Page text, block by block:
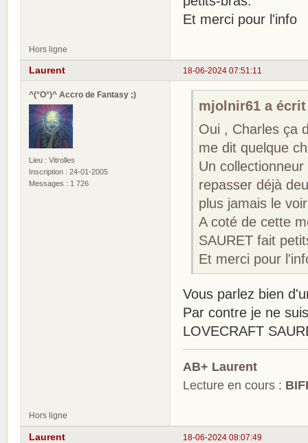
Et merci pour l'info
Hors ligne
18-06-2024 07:51:11
Laurent
^(°O°)^ Accro de Fantasy ;)
Lieu : Vitrolles
Inscription : 24-01-2005
Messages : 1 726
mjolnir61 a
Oui , Charles ça
me dit quelque
Un
repasser déjà
plus jamais le
A coté de cette
SAURET fait
Et merci pour
Vous parlez bien
Par contre je ne
LOVECRAFT
AB+ Laurent
Lecture en cours :
Hors ligne
18-06-2024 08:07:49
Laurent